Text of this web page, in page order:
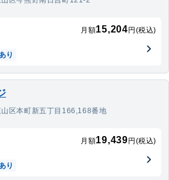
月額15,204 円(税込)
り
区本町新五丁目166,168番地
月額19,439 円(税込)
り